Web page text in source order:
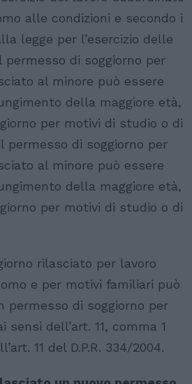
alle condizioni e secondo i
legge per l’esercizio delle
di soggiorno per
al minore può essere
della maggiore età,
per motivi di studio o di
permesso di soggiorno per
al minore può essere
della maggiore età,
per motivi di studio o di
rilasciato per lavoro
e per motivi familiari può
permesso di soggiorno per
sensi dell’art. 11, comma 1
11 del D.P.R. 334/2004.